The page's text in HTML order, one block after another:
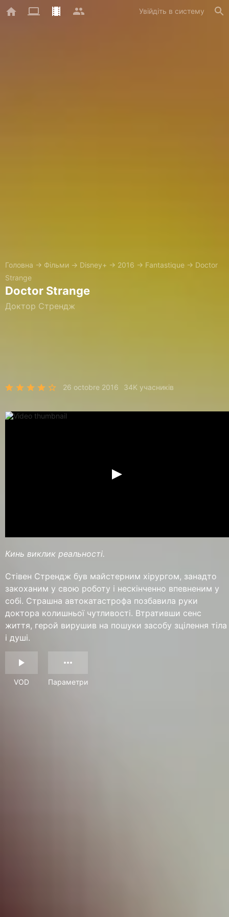
Увійдіть в систему
Головна → Фільми → Disney+ → 2016 → Fantastique → Doctor
Strange
Doctor Strange
Доктор Стрендж
26 octobre 2016 34K учасників
Кинь виклик реальності.
Стівен Стрендж був майстерним хірургом, занадто
закоханим у свою роботу і нескінченно впевненим у
собі. Страшна автокатастрофа позбавила руки
доктора колишньої чутливості. Втративши сенс
життя, герой вирушив на пошуки засобу зцілення тіла
і душі.
VOD Параметри